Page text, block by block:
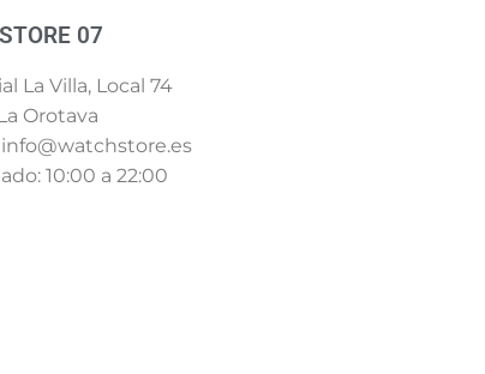
07
La Villa, Local 74
Orotava
info@watchstore.es
10:00 a 22:00